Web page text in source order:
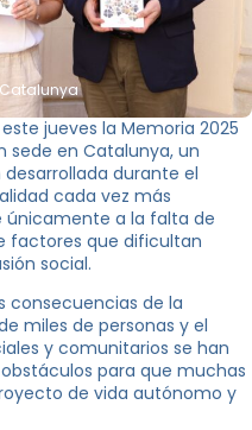
jueves la Memoria 2025
sede en Catalunya, un
durante el
cada vez más
únicamente a la falta de
factores que dificultan
social.
consecuencias de la
miles de personas y el
y comunitarios se han
para que muchas
de vida autónomo y